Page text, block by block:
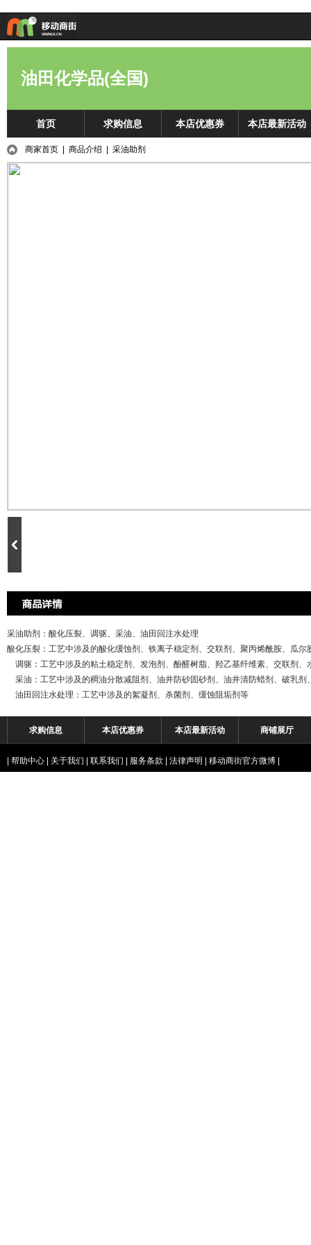
油田化学品(全国)
首页 求购信息 本店优惠券 本店最新活动
商家首页 商品介绍 | 采油助剂
采油助剂：酸化压裂、调驱、采油、油田回注水处理
酸化压裂：工艺中涉及的酸化缓蚀剂、铁离子稳定剂、交联剂、聚丙烯酰胺、瓜尔
调驱：工艺中涉及的粘土稳定剂、发泡剂、酚醛树脂、羟乙基纤维素、交联剂、
采油：工艺中涉及的稠油分散减阻剂、油井防砂固砂剂、油井清防蜡剂、破乳剂
油田回注水处理：工艺中涉及的絮凝剂、杀菌剂、缓蚀阻垢剂等
求购信息 本店优惠券 本店最新活动 商铺展厅
帮助中心 关于我们 联系我们 服务条款 法律声明 移动商街官方微博